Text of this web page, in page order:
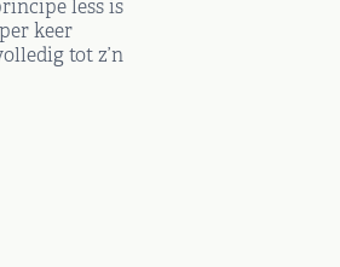
less is
keer
tot z’n